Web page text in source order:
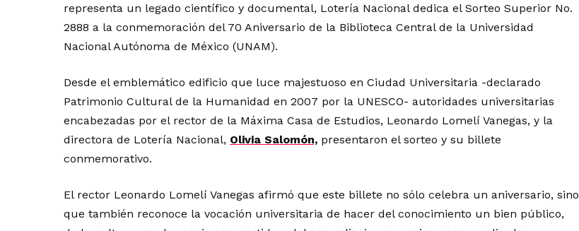
representa un legado científico y documental, Lotería Nacional dedica el Sorteo Superior No.
2888 a la conmemoración del 70 Aniversario de la Biblioteca Central de la Universidad
Nacional Autónoma de México (UNAM).
Desde el emblemático edificio que luce majestuoso en Ciudad Universitaria -declarado
Patrimonio Cultural de la Humanidad en 2007 por la UNESCO- autoridades universitarias
encabezadas por el rector de la Máxima Casa de Estudios, Leonardo Lomelí Vanegas, y la
directora de Lotería Nacional, Olivia Salomón, presentaron el sorteo y su billete
conmemorativo.
El rector Leonardo Lomelí Vanegas afirmó que este billete no sólo celebra un aniversario, sino
que también reconoce la vocación universitaria de hacer del conocimiento un bien público,